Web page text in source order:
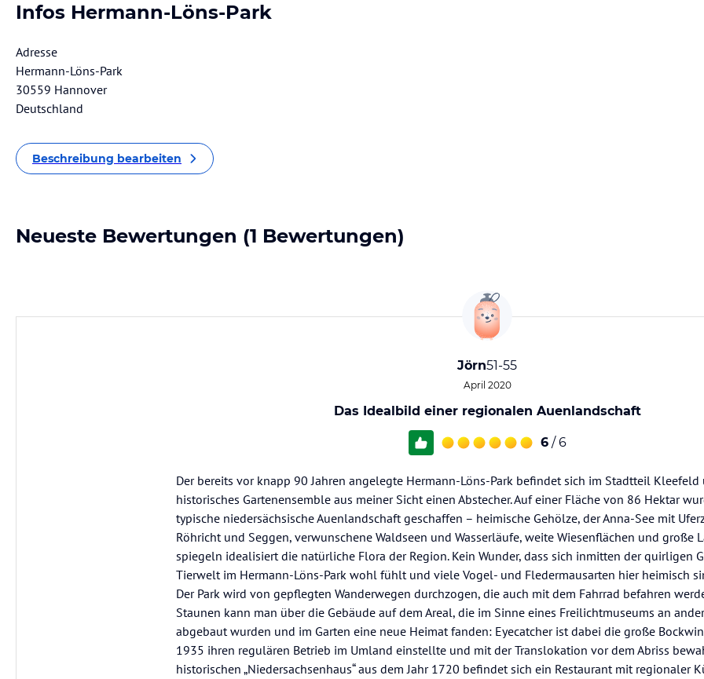
Infos Hermann-Löns-Park
Adresse
Hermann-Löns-Park
30559 Hannover
Deutschland
Beschreibung bearbeiten
Neueste Bewertungen (1 Bewertungen)
Jörn51-55
April 2020
Das Idealbild einer regionalen Auenlandschaft
6 / 6
Der bereits vor knapp 90 Jahren angelegte Hermann-Löns-Park befindet sich im Stadtteil
historisches Gartenensemble aus meiner Sicht einen Abstecher. Auf einer Fläche von 86 Hektar
typische niedersächsische Auenlandschaft geschaffen – heimische Gehölze, der Anna-See mit
Röhricht und Seggen, verwunschene Waldseen und Wasserläufe, weite Wiesenflächen und große
spiegeln idealisiert die natürliche Flora der Region. Kein Wunder, dass sich inmitten der quirligen
Tierwelt im Hermann-Löns-Park wohl fühlt und viele Vogel- und Fledermausarten hier heimisch
Der Park wird von gepflegten Wanderwegen durchzogen, die auch mit dem Fahrrad befahren
Staunen kann man über die Gebäude auf dem Areal, die im Sinne eines Freilichtmuseums an
abgebaut wurden und im Garten eine neue Heimat fanden: Eyecatcher ist dabei die große
1935 ihren regulären Betrieb im Umland einstellte und mit der Translokation vor dem Abriss
historischen „Niedersachsenhaus“ aus dem Jahr 1720 befindet sich ein Restaurant mit regionaler